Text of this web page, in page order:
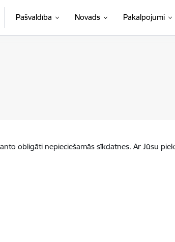
Pašvaldība Novads Pakalpojumi
obligāti nepieciešamās sīkdatnes. Ar Jūsu